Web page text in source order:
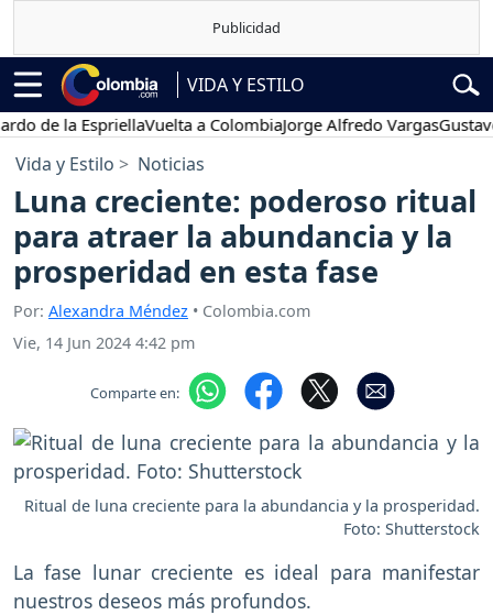
VIDA Y ESTILO
EspriellaVuelta a ColombiaJorge Alfredo VargasGustavo Petro
Vida y Estilo Noticias
Luna creciente: poderoso ritual
para atraer la abundancia y la
prosperidad en esta fase
Por: Alexandra Méndez • Colombia.com
Vie, 14 Jun 2024 4:42 pm
Comparte en:
Ritual de luna creciente para la abundancia y la prosperidad.
Foto: Shutterstock
La fase lunar creciente es ideal para manifestar
nuestros deseos más profundos.